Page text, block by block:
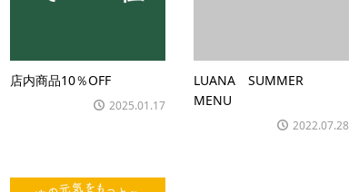
店内商品10％OFF
2025.01.17
LUANA SUMMER
MENU
2022.07.28